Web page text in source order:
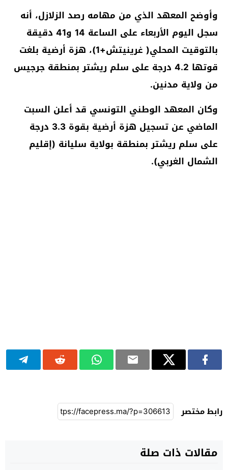
وأوضح المعهد الذي من مهامه رصد الزلازل، أنه
سجل اليوم الأربعاء على الساعة 14 و41 دقيقة
بالتوقيت المحلي( غرينيتش+1)، هزة أرضية بلغت
قوتها 4.2 درجة على سلم ريشتر بمنطقة جرجيس
من ولاية مدنين.
وكان المعهد الوطني التونسي قد أعلن السبت
الماضي عن تسجيل هزة أرضية بقوة 3.3 درجة
على سلم ريشتر بمنطقة بولاية سليانة (إقليم
الشمال الغربي).
رابط مختصر
مقالات ذات صلة